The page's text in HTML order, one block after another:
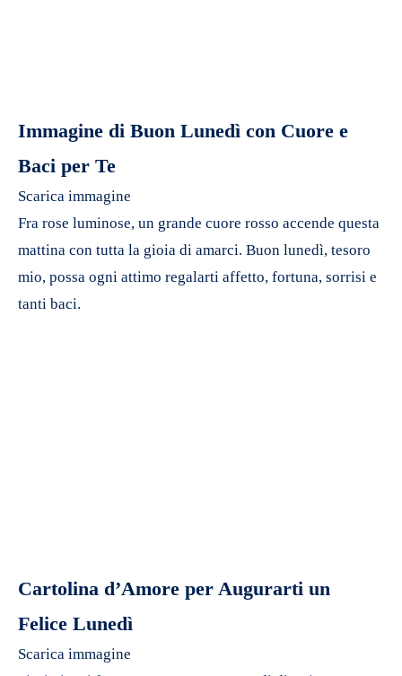
Immagine di Buon Lunedì con Cuore e
Baci per Te
Scarica immagine
Fra rose luminose, un grande cuore rosso accende questa
mattina con tutta la gioia di amarci. Buon lunedì, tesoro
mio, possa ogni attimo regalarti affetto, fortuna, sorrisi e
tanti baci.
Cartolina d’Amore per Augurarti un
Felice Lunedì
Scarica immagine